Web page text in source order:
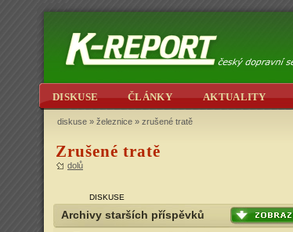
DISKUSE ČLÁNKY AKTUALITY
diskuse » železnice » zrušené tratě
Zrušené tratě
dolů
DISKUSE
Archivy starších příspěvků